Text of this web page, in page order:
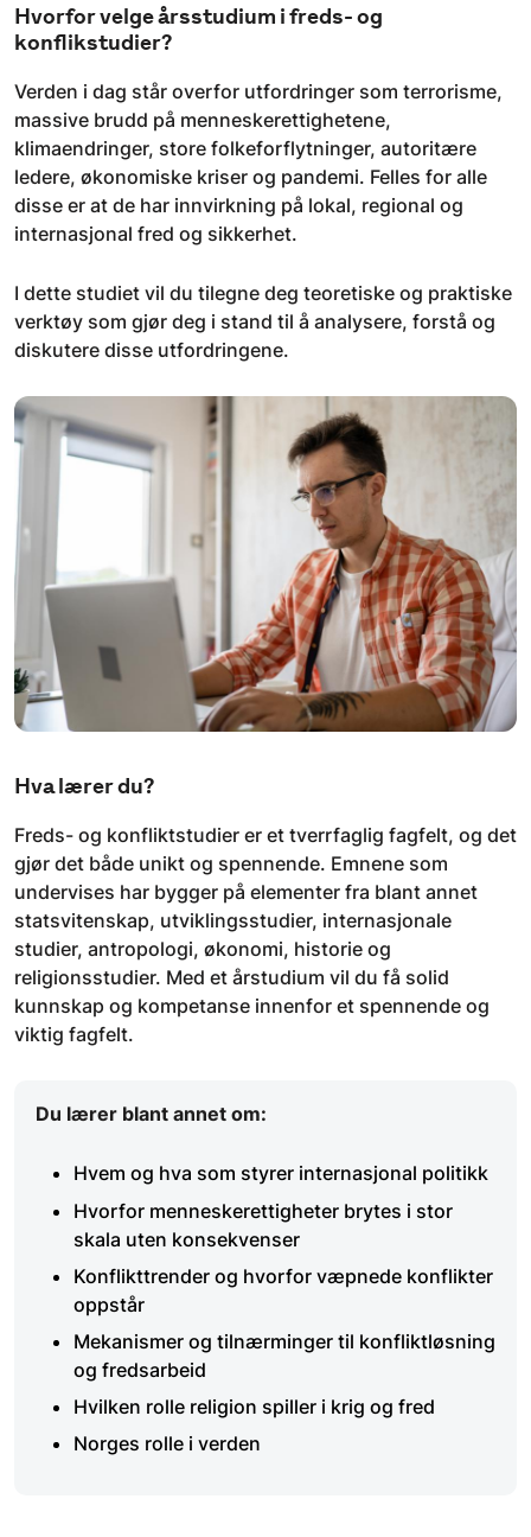
Hvorfor velge årsstudium i freds- og
konflikstudier?
Verden i dag står overfor utfordringer som terrorisme,
massive brudd på menneskerettighetene,
klimaendringer, store folkeforflytninger, autoritære
ledere, økonomiske kriser og pandemi. Felles for alle
disse er at de har innvirkning på lokal, regional og
internasjonal fred og sikkerhet.
I dette studiet vil du tilegne deg teoretiske og praktiske
verktøy som gjør deg i stand til å analysere, forstå og
diskutere disse utfordringene.
Hva lærer du?
Freds- og konfliktstudier er et tverrfaglig fagfelt, og det
gjør det både unikt og spennende. Emnene som
undervises har bygger på elementer fra blant annet
statsvitenskap, utviklingsstudier, internasjonale
studier, antropologi, økonomi, historie og
religionsstudier. Med et årstudium vil du få solid
kunnskap og kompetanse innenfor et spennende og
viktig fagfelt.
Du lærer blant annet om:
Hvem og hva som styrer internasjonal politikk
Hvorfor menneskerettigheter brytes i stor
skala uten konsekvenser
Konflikttrender og hvorfor væpnede konflikter
oppstår
Mekanismer og tilnærminger til konfliktløsning
og fredsarbeid
Hvilken rolle religion spiller i krig og fred
Norges rolle i verden